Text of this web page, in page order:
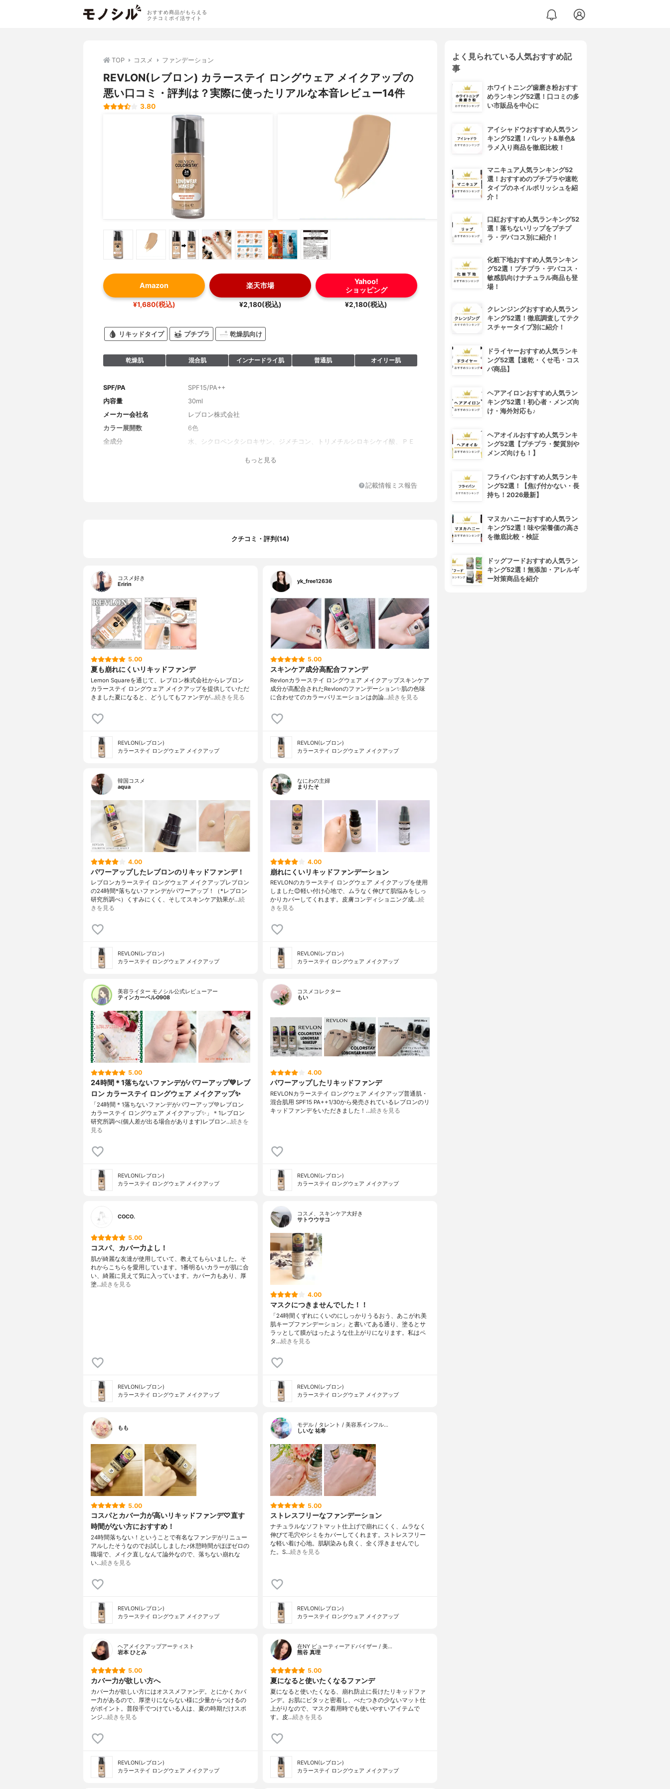
おすすめ商品がもらえる
クチコミポイ活サイト
TOP コスメ ファンデーション
REVLON(レブロン) カラーステイ ロングウェア メイクアップの
悪い口コミ・評判は？実際に使ったリアルな本音レビュー14件
3.80
Amazon
¥1,680(税込)
楽天市場
¥2,180(税込)
Yahoo!
ショッピング
¥2,180(税込)
リキッドタイプ プチプラ 乾燥肌向け
乾燥肌 混合肌 インナードライ肌 普通肌 オイリー肌
SPF/PA
SPF15/PA++
内容量
30ml
メーカー会社名
レブロン株式会社
カラー展開数
6色
全成分
水、シクロペンタシロキサン、ジメチコン、トリメチルシロキシケイ酸、ＰＥ
リメチコン、トリベヘニン、変性アルコール、ナイロン－１２、加水分解野菜
７、メチコン、ハイドロゲンジメチコン、酢酸トコフェロール、ブラシル酸エ
もっと見る
記載情報ミス報告
クチコミ・評判(14)
コスメ好き
Eririn
5.00
夏も崩れにくいリキッドファンデ
Lemon Squareを通じて、レブロン株式会社からレブロン
カラーステイ ロングウェア メイクアップを提供していただ
きました夏になると、どうしてもファンデが…続きを見る
REVLON(レブロン)
カラーステイ ロングウェア メイクアップ
yk_free12636
5.00
スキンケア成分高配合ファンデ
Revlonカラーステイ ロングウェア メイクアップ⁡スキンケア
成分が高配合されたRevlonのファンデーション✨肌の色味
に合わせてのカラーバリエーションは勿論…続きを見る
REVLON(レブロン)
カラーステイ ロングウェア メイクアップ
韓国コスメ
aqua
4.00
パワーアップしたレブロンのリキッドファンデ！
レブロンカラーステイ ロングウェア メイクアップレブロン
の24時間*落ちないファンデがパワーアップ！（*レブロン
研究所調べ）くすみにくく、そしてスキンケア効果が…続
きを見る
REVLON(レブロン)
カラーステイ ロングウェア メイクアップ
なにわの主婦
まりたそ
4.00
崩れにくいリキッドファンデーション
REVLONのカラーステイ ロングウェア メイクアップを使用
しました😊軽い付け心地で、ムラなく伸びて肌悩みをしっ
かりカバーしてくれます。皮膚コンディショニング成…続
きを見る
REVLON(レブロン)
カラーステイ ロングウェア メイクアップ
美容ライター モノシル公式レビューアー
ティンカーベル0908
5.00
24時間＊1落ちないファンデがパワーアップ💚レブ
ロン カラーステイ ロングウェア メイクアップ✨
「24時間＊1落ちないファンデがパワーアップ💚レブロン
カラーステイ ロングウェア メイクアップ✨」＊1レブロン
研究所調べ(個人差が出る場合があります)レブロン…続きを
見る
REVLON(レブロン)
カラーステイ ロングウェア メイクアップ
コスメコレクター
もい
4.00
パワーアップしたリキッドファンデ
REVLONカラーステイ ロングウェア メイクアップ普通肌・
混合肌用 SPF15 PA++1/30から発売されているレブロンのリ
キッドファンデをいただきました！…続きを見る
REVLON(レブロン)
カラーステイ ロングウェア メイクアップ
COCO.
5.00
コスパ、カバー力よし！
肌が綺麗な友達が使用していて、教えてもらいました。そ
れからこちらを愛用しています。1番明るいカラーが肌に合
い、綺麗に見えて気に入っています。カバー力もあり、厚
塗…続きを見る
REVLON(レブロン)
カラーステイ ロングウェア メイクアップ
コスメ、スキンケア大好き
サトウウサコ
4.00
マスクにつきませんでした！！
「24時間くずれにくいのにしっかりうるおう、あこがれ美
肌キープファンデーション」と書いてある通り、塗るとサ
ラッとして膜がはったような仕上がりになります。私はペ
タ…続きを見る
REVLON(レブロン)
カラーステイ ロングウェア メイクアップ
もも
5.00
コスパとカバー力が高いリキッドファンデ♡直す
時間がない方におすすめ！
24時間落ちない！ということで有名なファンデがリニュー
アルしたそうなのでお試ししました♪休憩時間がほぼゼロの
職場で、メイク直しなんて論外なので、落ちない崩れな
い…続きを見る
REVLON(レブロン)
カラーステイ ロングウェア メイクアップ
モデル / タレント / 美容系インフル…
しいな 祐希
5.00
ストレスフリーなファンデーション
ナチュラルなソフトマット仕上げで崩れにくく、ムラなく
伸びて毛穴やシミをカバーしてくれます。ストレスフリー
な軽い着け心地。肌馴染みも良く、全く浮きませんでし
た。S…続きを見る
REVLON(レブロン)
カラーステイ ロングウェア メイクアップ
ヘアメイクアップアーティスト
岩本 ひとみ
5.00
カバー力が欲しい方へ
カバー力が欲しい方にはオススメファンデ。とにかくカバ
ー力があるので、厚塗りにならない様に少量からつけるの
がポイント。普段手でつけている人は、夏の時期だけスポ
ンジ…続きを見る
REVLON(レブロン)
カラーステイ ロングウェア メイクアップ
在NY ビューティーアドバイザー / 美…
熊谷 真理
5.00
夏になると使いたくなるファンデ
夏になると使いたくなる、崩れ防止に長けたリキッドファ
ンデ。お肌にピタッと密着し、べたつきの少ないマット仕
上がりなので、マスク着用時でも使いやすいアイテムで
す。皮…続きを見る
REVLON(レブロン)
カラーステイ ロングウェア メイクアップ
よく見られている人気おすすめ記
事
ホワイトニング歯磨き粉おすす
めランキング52選！口コミの多
い市販品を中心に
アイシャドウおすすめ人気ラン
キング52選！パレット&単色&
ラメ入り商品を徹底比較！
マニキュア人気ランキング52
選！おすすめのプチプラや速乾
タイプのネイルポリッシュを紹
介！
口紅おすすめ人気ランキング52
選！落ちないリップをプチプ
ラ・デパコス別に紹介！
化粧下地おすすめ人気ランキン
グ52選！プチプラ・デパコス・
敏感肌向けナチュラル商品も登
場！
クレンジングおすすめ人気ラン
キング52選！徹底調査してテク
スチャータイプ別に紹介！
ドライヤーおすすめ人気ランキ
ング52選【速乾・くせ毛・コス
パ商品】
ヘアアイロンおすすめ人気ラン
キング52選！初心者・メンズ向
け・海外対応も♪
ヘアオイルおすすめ人気ランキ
ング52選【プチプラ・髪質別や
メンズ向けも！】
フライパンおすすめ人気ランキ
ング52選！【焦げ付かない・長
持ち！2026最新】
マヌカハニーおすすめ人気ラン
キング52選！味や栄養価の高さ
を徹底比較・検証
ドッグフードおすすめ人気ラン
キング52選！無添加・アレルギ
ー対策商品を紹介